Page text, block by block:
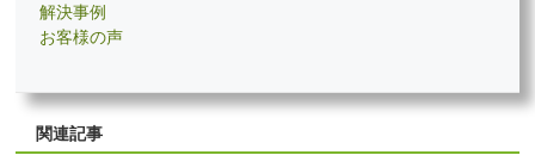
解決事例
お客様の声
関連記事